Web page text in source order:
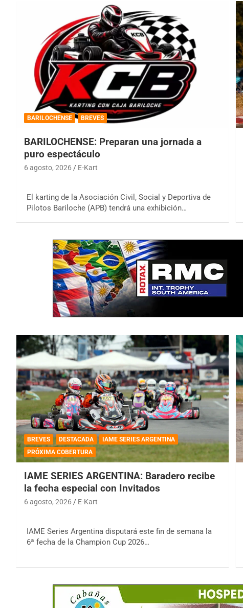
BARILOCHENSE BREVES
BARILOCHENSE: Preparan una jornada a
puro espectáculo
6 agosto, 2026 E-Kart
El karting de la Asociación Civil, Social y Deportiva de
Pilotos Bariloche (APB) tendrá una exhibición…
BREVES DESTACADA
IAME SERIES ARGENTINA
PRÓXIMA COBERTURA
IAME SERIES ARGENTINA: Baradero recibe
la fecha especial con Invitados
6 agosto, 2026 E-Kart
IAME Series Argentina disputará este fin de semana la
6ª fecha de la Champion Cup 2026…